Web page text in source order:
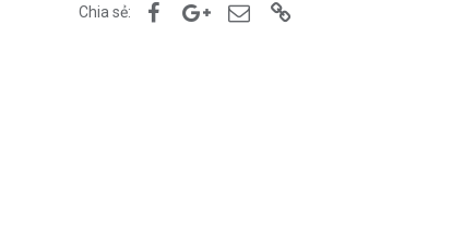
Chia sẻ: FacebookGoogle+Email